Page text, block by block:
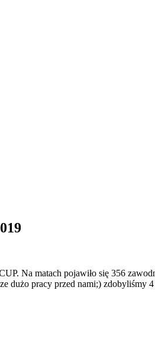
Na matach pojawiło się 356
dużo pracy przed nami;) zdobyliśmy 4